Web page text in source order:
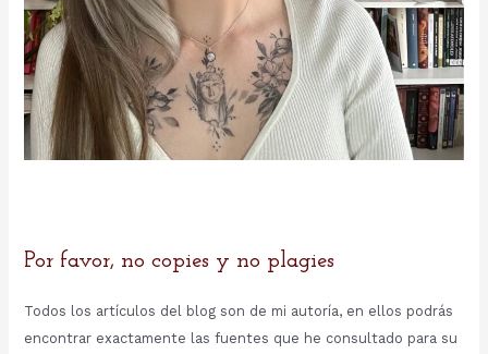
Por favor, no copies y no plagies
Todos los artículos del blog son de mi autoría, en ellos podrás
encontrar exactamente las fuentes que he consultado para su